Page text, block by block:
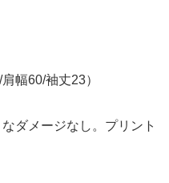
肩幅60/袖丈23）
ダメージなし。プリント